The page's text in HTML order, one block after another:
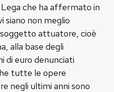
che ha affermato in
siano non meglio
attuatore, cioè
alla base degli
di euro denunciati
tutte le opere
negli ultimi anni sono